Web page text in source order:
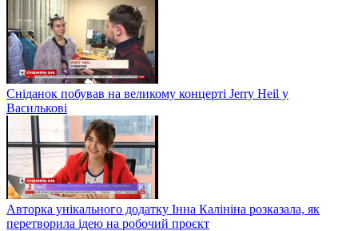
Сніданок побував на великому концерті Jerry Heil у
Василькові
Авторка унікального додатку Інна Калініна розказала, як
перетворила ідею на робочий проєкт